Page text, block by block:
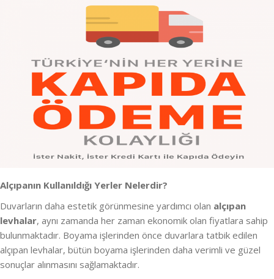
Alçıpanın Kullanıldığı Yerler Nelerdir?
Duvarların daha estetik görünmesine yardımcı olan alçıpan
levhalar, aynı zamanda her zaman ekonomik olan fiyatlara sahip
bulunmaktadır. Boyama işlerinden önce duvarlara tatbik edilen
alçıpan levhalar, bütün boyama işlerinden daha verimli ve güzel
sonuçlar alınmasını sağlamaktadır.